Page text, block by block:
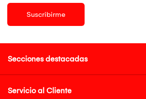
Suscribirme
Secciones destacadas
Servicio al Cliente